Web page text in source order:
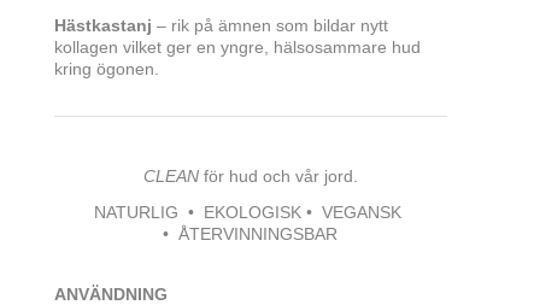
Hästkastanj – rik på ämnen som bildar nytt
kollagen vilket ger en yngre, hälsosammare hud
kring ögonen.
CLEANför hud och vår jord.
NATURLIG • EKOLOGISK • VEGANSK
• ÅTERVINNINGSBAR
ANVÄNDNING